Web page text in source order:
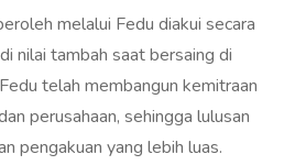
melalui Fedu diakui secara
nilai tambah saat bersaing di
telah membangun kemitraan
perusahaan, sehingga lulusan
pengakuan yang lebih luas.